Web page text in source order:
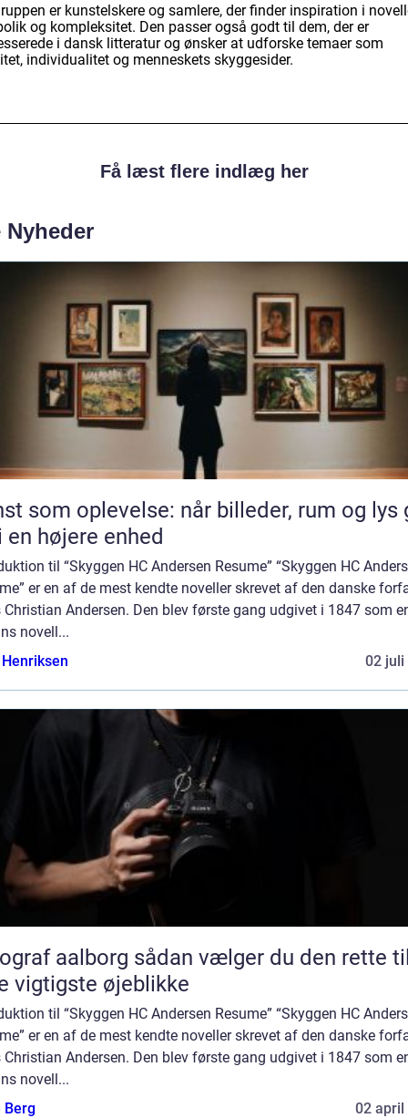
er kunstelskere og samlere, der finder inspiration i
og kompleksitet. Den passer også godt til dem, der er
i dansk litteratur og ønsker at udforske temaer som
individualitet og menneskets skyggesider.
Få læst flere indlæg her
Nyheder
som oplevelse: når billeder, rum og lys
en højere enhed
til “Skyggen HC Andersen Resume” “Skyggen HC
er en af de mest kendte noveller skrevet af den danske
Christian Andersen. Den blev første gang udgivet i 1847 som
novell...
02 juli
sådan vælger du den rette til
vigtigste øjeblikke
til “Skyggen HC Andersen Resume” “Skyggen HC
er en af de mest kendte noveller skrevet af den danske
Christian Andersen. Den blev første gang udgivet i 1847 som
novell...
Berg
02 april